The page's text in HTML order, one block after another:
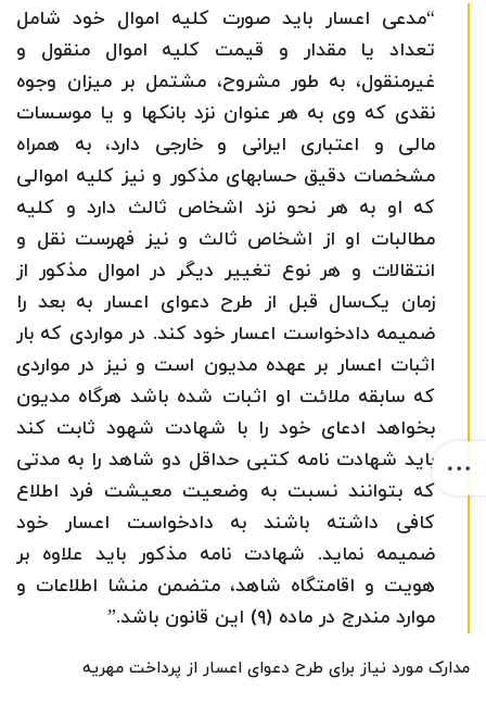
“مدعی اعسار باید صورت کلیه اموال خود شامل
تعداد یا مقدار و قیمت کلیه اموال منقول و
غیرمنقول، به‌ طور مشروح، مشتمل بر میزان وجوه
نقدی که وی به هر عنوان نزد بانکها و یا موسسات
مالی و اعتباری ایرانی و خارجی دارد، به همراه
مشخصات دقیق حسابهای مذکور و نیز کلیه اموالی
که او به هر نحو نزد اشخاص ثالث دارد و کلیه
مطالبات او از اشخاص ثالث و نیز فهرست نقل و
انتقالات و هر نوع تغییر دیگر در اموال مذکور از
زمان یک‌سال قبل از طرح دعوای اعسار به بعد را
ضمیمه دادخواست اعسار خود کند. در مواردی که بار
اثبات اعسار بر عهده مدیون است و نیز در مواردی
که سابقه ملائت او اثبات شده باشد هرگاه مدیون
بخواهد ادعای خود را با شهادت شهود ثابت کند
باید شهادت نامه کتبی حداقل دو شاهد را به مدتی
که بتوانند نسبت به وضعیت معیشت فرد اطلاع
کافی داشته باشند به دادخواست اعسار خود
ضمیمه نماید. شهادت نامه مذکور باید علاوه بر
هویت و اقامتگاه شاهد، متضمن منشا اطلاعات و
موارد مندرج در ماده (۹) این قانون باشد.”
مدارک مورد نیاز برای طرح دعوای اعسار از پرداخت مهریه